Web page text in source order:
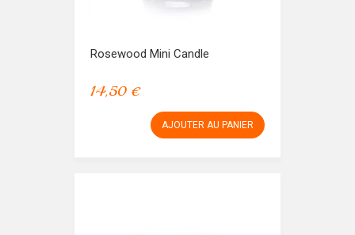
Rosewood Mini Candle
14,50 €
AJOUTER AU PANIER